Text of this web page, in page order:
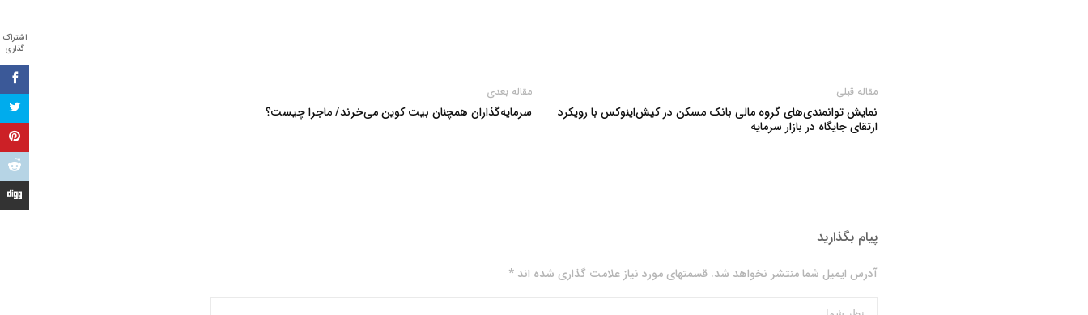
اشتراک
گذاری
مقاله قبلی
نمایش توانمندی‌های گروه مالی بانک مسکن در کیش‌اینوکس با رویکرد
ارتقای جایگاه در بازار سرمایه
مقاله بعدی
سرمایه‌گذاران همچنان بیت کوین می‌خرند/ ماجرا چیست؟
پیام بگذارید
آدرس ایمیل شما منتشر نخواهد شد. قسمتهای مورد نیاز علامت گذاری شده اند *